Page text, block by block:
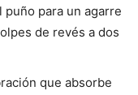
puño para un agarre
de revés a dos
que absorbe